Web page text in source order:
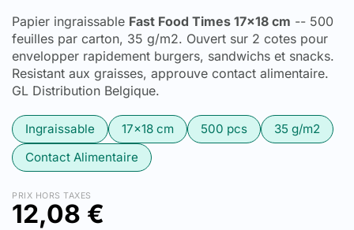
Papier ingraissable Fast Food Times 17x18 cm -- 500
feuilles par carton, 35 g/m2. Ouvert sur 2 cotes pour
envelopper rapidement burgers, sandwichs et snacks.
Resistant aux graisses, approuve contact alimentaire.
GL Distribution Belgique.
Ingraissable 17x18 cm 500 pcs
35 g/m2
Contact Alimentaire
PRIX HORS TAXES
12,08 €